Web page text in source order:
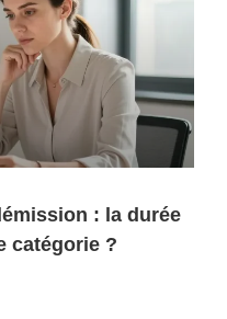
: la durée
catégorie ?